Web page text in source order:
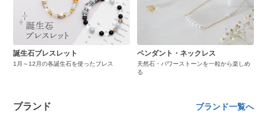
誕生石ブレスレット
1月～12月の各誕生石を使ったブレス
ペンダント・ネックレス
天然石・パワーストーンを一粒から楽しめ
る
ブランド ブランド一覧へ